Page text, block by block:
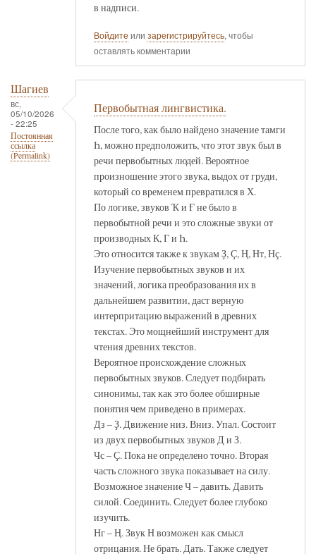
в надписи.
Войдите или зарегистрируйтесь, чтобы
оставлять комментарии
Шагиев
вс,
05/10/2026
- 22:25
Постоянная
ссылка
(Permalink)
Первобытная лингвистика.
После того, как было найдено значение тамги
Һ, можно предположить, что этот звук был в
речи первобытных людей. Вероятное
произношение этого звука, выдох от груди,
который со временем превратился в Х.
По логике, звуков Ҡ и Ғ не было в
первобытной речи и это сложные звуки от
производных К, Г и Һ.
Это относится также к звукам Ҙ, Ҫ, Ң, Нт, Нҫ.
Изучение первобытных звуков и их
значений, логика преобразования их в
дальнейшем развитии, даст верную
интерпритацию выражений в древних
текстах. Это мощнейший инструмент для
чтения древних текстов.
Вероятное происхождение сложных
первобытных звуков. Следует подбирать
синонимы, так как это более обширные
понятия чем приведено в примерах.
Дз – Ҙ. Движение низ. Вниз. Упал. Состоит
из двух первобытных звуков Д и З.
Чс – Ҫ. Пока не определено точно. Вторая
часть сложного звука показывает на силу.
Возможное значение Ч – давить. Давить
силой. Соединить. Следует более глубоко
изучить.
Нг – Ң. Звук Н возможен как смысл
отрицания. Не брать. Дать. Также следует